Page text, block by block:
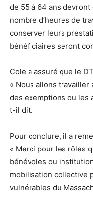
de 55 à 64 ans
nombre d’heures de
conserver leurs
bénéficiaires seront
Cole a assuré que le
« Nous allons
des exemptions ou les
t-il dit.
Pour conclure, il a
« Merci pour les rôles
bénévoles ou
mobilisation collective
vulnérables du